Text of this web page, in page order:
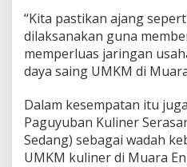
a
k
s
i
P
m
e
r
a
n
“Kita pastikan ajang
dilaksanakan guna
memperluas jaringan
daya saing UMKM di
Dalam kesempatan itu
Paguyuban Kuliner
Sedang) sebagai wadah
UMKM kuliner di Muara